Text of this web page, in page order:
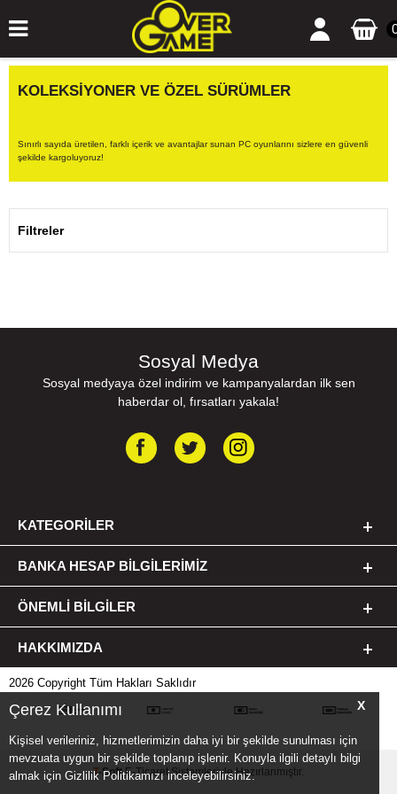
X
Çerez Kullanımı
Kişisel verileriniz, hizmetlerimizin daha iyi bir şekilde sunulması için
mevzuata uygun bir şekilde toplanıp işlenir. Konuyla ilgili detaylı bilgi
almak için Gizlilik Politikamızı inceleyebilirsiniz.
KOLEKSİYONER VE ÖZEL SÜRÜMLER
Sınırlı sayıda üretilen, farklı içerik ve avantajlar sunan PC oyunlarını sizlere en güvenli
şekilde kargoluyoruz!
Filtreler
Sosyal Medya
Sosyal medyaya özel indirim ve kampanyalardan ilk sen
haberdar ol, fırsatları yakala!
KATEGORILER
BANKA HESAP BILGILERIMIZ
ÖNEMLI BILGILER
HAKKIMIZDA
2026 Copyright Tüm Hakları Saklıdır
T-SoftE-TicaretSistemleriyle Hazırlanmıştır.